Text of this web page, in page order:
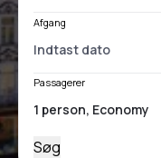
Afgang
Passagerer
Søg